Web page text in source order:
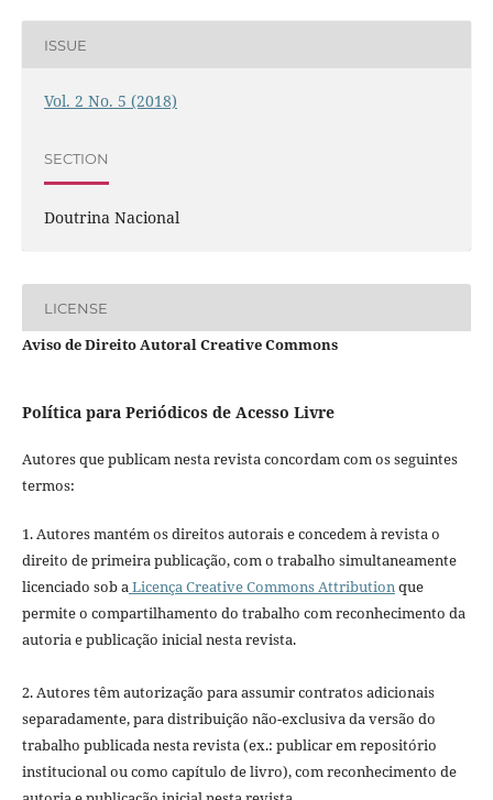
ISSUE
Vol. 2 No. 5 (2018)
SECTION
Doutrina Nacional
LICENSE
Aviso de Direito Autoral Creative Commons
Política para Periódicos de Acesso Livre
Autores que publicam nesta revista concordam com os seguintes
termos:
1. Autores mantém os direitos autorais e concedem à revista o
direito de primeira publicação, com o trabalho simultaneamente
licenciado sob aLicença Creative Commons Attributionque
permite o compartilhamento do trabalho com reconhecimento da
autoria e publicação inicial nesta revista.
2. Autores têm autorização para assumir contratos adicionais
separadamente, para distribuição não-exclusiva da versão do
trabalho publicada nesta revista (ex.: publicar em repositório
institucional ou como capítulo de livro), com reconhecimento de